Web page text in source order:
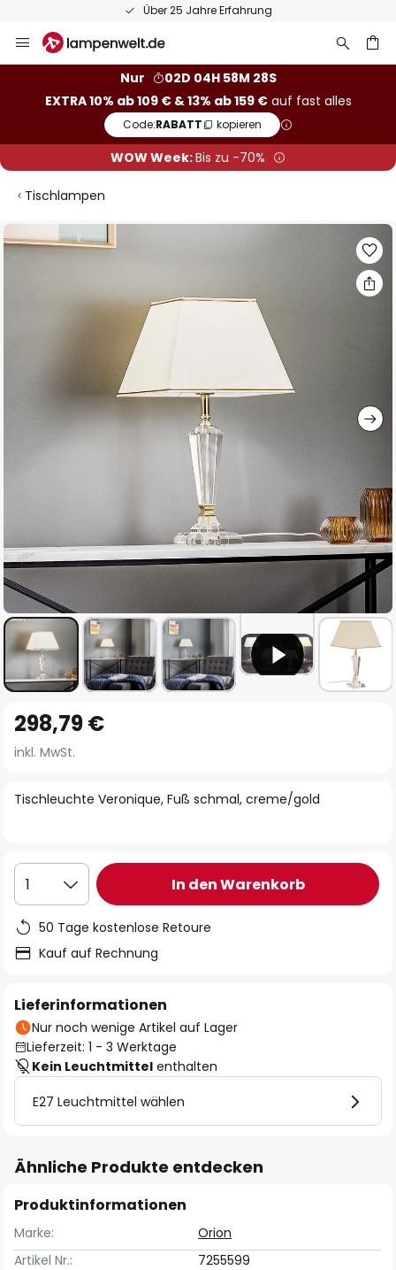
Über 25 Jahre Erfahrung
Inhalt
Nur
02D 04H 58M 28S
EXTRA 10% ab 109 € & 13% ab 159 €auf fast alles
Code:RABATT kopieren
WOW Week:Bis zu -70%
Tischlampen
Zum
Ende
Anfang
der
springen
Tischleuchte Veronique, Fuß schmal, creme/gold
298,79 €
inkl. MwSt.
1 In den Warenkorb
50 Tage kostenlose Retoure
Kauf auf Rechnung
Lieferinformationen
Nur noch wenige Artikel auf Lager
Lieferzeit: 1 - 3 Werktage
Kein Leuchtmittel enthalten
E27 Leuchtmittel wählen
Ähnliche Produkte entdecken
Produktinformationen
Marke:
Orion
Artikel Nr.:
7255599